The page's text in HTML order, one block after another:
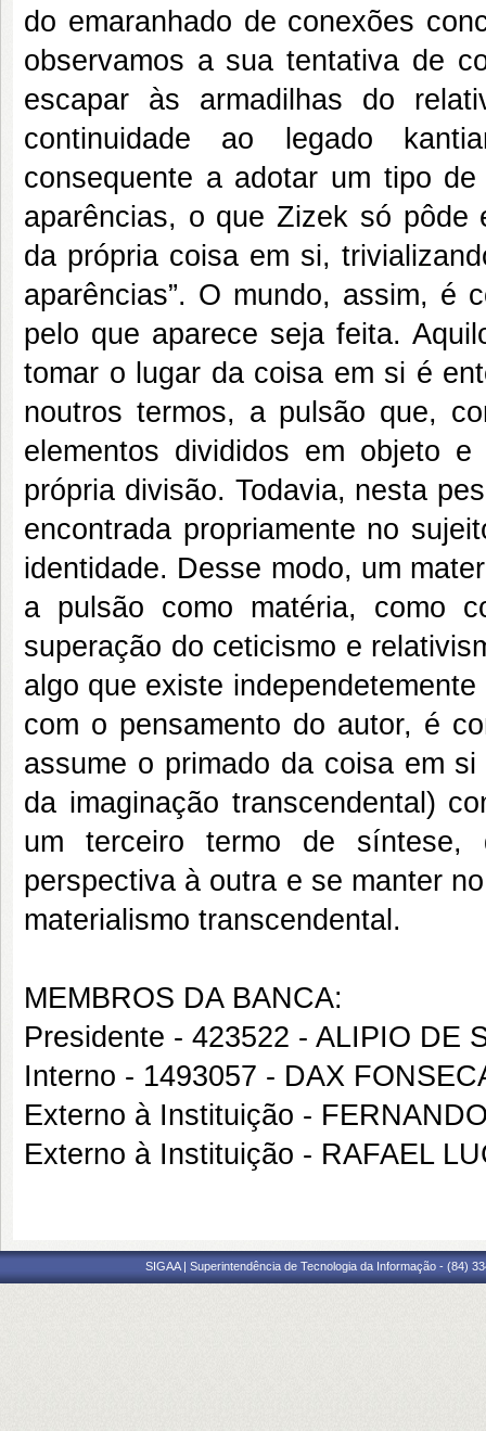
do emaranhado de conexões
observamos a sua tentativa de
escapar às armadilhas do
continuidade ao legado
consequente a adotar um tipo
aparências, o que Zizek só pôde
da própria coisa em si,
aparências”. O mundo, assim, é
pelo que aparece seja feita.
tomar o lugar da coisa em si é
noutros termos, a pulsão que,
elementos divididos em objeto
própria divisão. Todavia, nesta
encontrada propriamente no
identidade. Desse modo, um
a pulsão como matéria, como
superação do ceticismo e
algo que existe
com o pensamento do autor, é
assume o primado da coisa em
da imaginação transcendental)
um terceiro termo de
perspectiva à outra e se manter
materialismo transcendental.
MEMBROS DA BANCA:
Presidente - 423522 - ALIPIO DE
Interno - 1493057 - DAX
Externo à Instituição -
Externo à Instituição - RAFAEL
SIGAA | Superintendência de Tecnologia da Informação - (84)